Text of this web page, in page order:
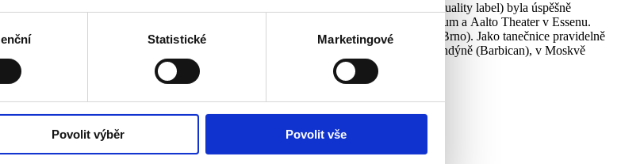
Statistické Marketingové
Povolit výběr Povolit vše
Tanec magnetické balerínky (Aerowaves) a Tranzmutace (evropský Move-Award quality label) byla úspěšně
a choreografické spolupráci s Collegiem 1704, Musicou Florea, Collegiem Marianum a Aalto Theater v Essenu.
Lille, Caen, Versailles a Lucembursko), Žebrácká opera (divadlo ABC), Salome (Nd Brno). Jako tanečnice pravidelně
Francii včetně Opéra Comique a Opéra Royale, v Lucembursku, v Lausanne, v Londýně (Barbican), v Moskvě
trenérka pro Scarlett Johansson v oscarovém filmu Jojo Rabbit (2019).